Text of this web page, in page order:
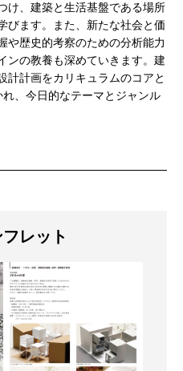
け、建築と生活基盤である場所
びます。また、新たな社会と価
や歴史的考察のための分析能力
ンの教養も深めていきます。建
計計画をカリキュラムのコアと
、今日的なテーマとジャンル
レット